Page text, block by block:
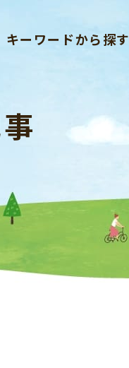
キーワードから探す